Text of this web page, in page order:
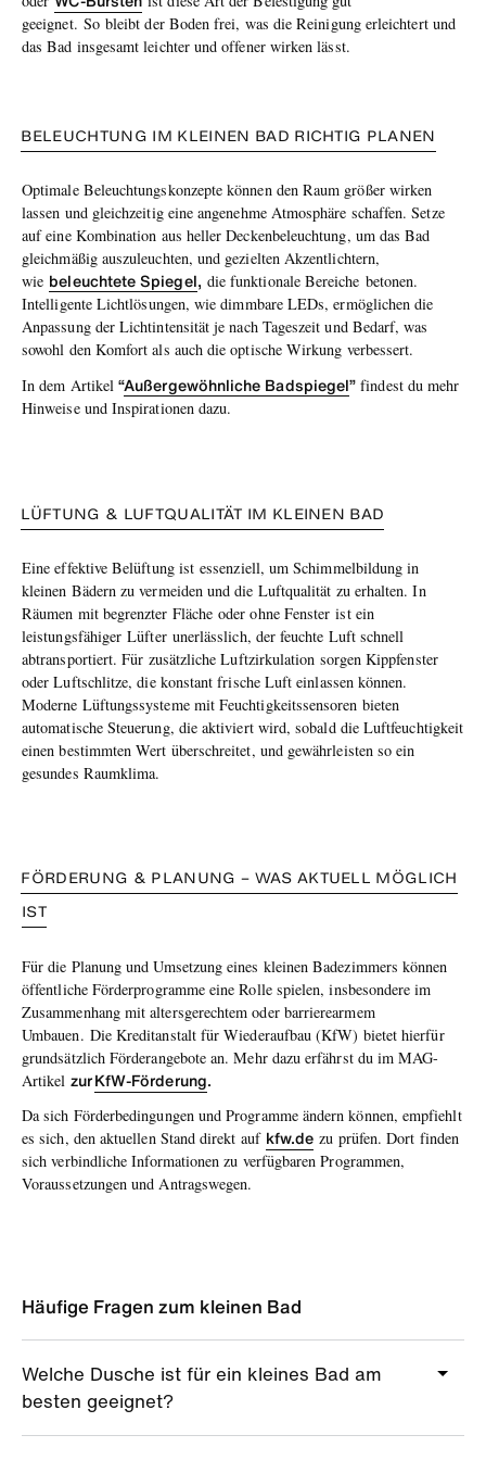
geeignet. So bleibt der Boden frei, was die Reinigung erleichtert und
das Bad insgesamt leichter und offener wirken lässt.
BELEUCHTUNG IM KLEINEN BAD RICHTIG PLANEN
Optimale Beleuchtungskonzepte können den Raum größer wirken
lassen und gleichzeitig eine angenehme Atmosphäre schaffen. Setze
auf eine Kombination aus heller Deckenbeleuchtung, um das Bad
gleichmäßig auszuleuchten, und gezielten Akzentlichtern,
wie beleuchteteSpiegel, die funktionale Bereiche betonen.
Intelligente Lichtlösungen, wie dimmbare LEDs, ermöglichen die
Anpassung der Lichtintensität je nach Tageszeit und Bedarf, was
sowohl den Komfort als auch die optische Wirkung verbessert.
In dem Artikel“Außergewöhnliche Badspiegel” findest du mehr
Hinweise und Inspirationen dazu.
LÜFTUNG & LUFTQUALITÄT IM KLEINEN BAD
Eine effektive Belüftung istessenziell, um Schimmelbildung in
kleinen Bädern zu vermeiden und die Luftqualität zu erhalten. In
Räumen mit begrenzter Fläche oder ohne Fenster ist ein
leistungsfähigerLüfterunerlässlich, der feuchte Luft schnell
abtransportiert. Für zusätzliche Luftzirkulation sorgen Kippfenster
oder Luftschlitze, die konstant frische Luft einlassen können.
Moderne Lüftungssysteme mit Feuchtigkeitssensoren bieten
automatische Steuerung, die aktiviert wird, sobald die Luftfeuchtigkeit
einen bestimmten Wert überschreitet, und gewährleisten so ein
gesundes Raumklima.
FÖRDERUNG & PLANUNG – WAS AKTUELL MÖGLICH
IST
Für die Planung und Umsetzung eines kleinen Badezimmers können
öffentliche Förderprogramme eine Rolle spielen, insbesondere im
Zusammenhang mit altersgerechtem oder barrierearmem
Umbauen. Die Kreditanstalt für Wiederaufbau (KfW) bietet hierfür
grundsätzlich Förderangebote an. Mehr dazu erfährst du im MAG-
Artikel zurKfW-Förderung.
Da sich Förderbedingungen und Programme ändern können, empfiehlt
es sich, den aktuellen Stand direkt auf kfw.de zu prüfen. Dort finden
sich verbindliche Informationen zu verfügbaren Programmen,
Voraussetzungen und Antragswegen.
Häufige Fragen zum kleinen Bad
Welche Dusche ist für ein kleines Bad am
besten geeignet?